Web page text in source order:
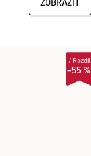
–55 %
iRozdíl